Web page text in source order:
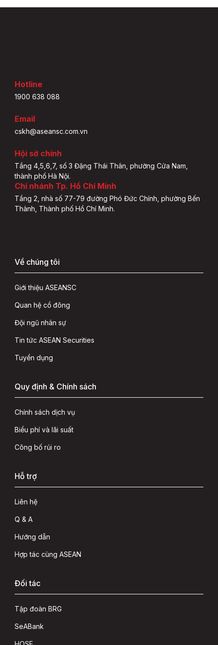
Hotline
1900 638 088
Email
cskh@aseansc.com.vn
Hội sở chính
Tầng 4,5,6,7, số 3 Đặng Thái Thân, phường Cửa Nam,
thành phố Hà Nội.
Chi nhánh Tp. Hồ Chí Minh
Tầng 2, nhà số 77-79 đường Phó Đức Chính, phường Bến
Thành, Thành phố Hồ Chí Minh.
Về chúng tôi
Giới thiệu ASEANSC
Quan hệ cổ đông
Đội ngũ nhân sự
Tin tức ASEAN Securities
Tuyển dụng
Quy định & Chính sách
Chính sách dịch vụ
Biểu phí và lãi suất
Công bố rủi ro
Hỗ trợ
Liên hệ
Q & A
Hướng dẫn
Hợp tác cùng ASEAN
Đối tác
Tập đoàn BRG
SeABank